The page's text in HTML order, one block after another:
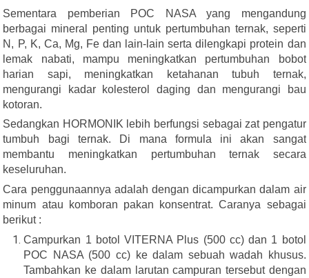
Sementara pemberian POC NASA yang mengandung
berbagai mineral penting untuk pertumbuhan ternak, seperti
N, P, K, Ca, Mg, Fe dan lain-lain serta dilengkapi protein dan
lemak nabati, mampu meningkatkan pertumbuhan bobot
harian sapi, meningkatkan ketahanan tubuh ternak,
mengurangi kadar kolesterol daging dan mengurangi bau
kotoran.
Sedangkan HORMONIK lebih berfungsi sebagai zat pengatur
tumbuh bagi ternak. Di mana formula ini akan sangat
membantu meningkatkan pertumbuhan ternak secara
keseluruhan.
Cara penggunaannya adalah dengan dicampurkan dalam air
minum atau komboran pakan konsentrat. Caranya sebagai
berikut :
Campurkan 1 botol VITERNA Plus (500 cc) dan 1 botol
POC NASA (500 cc) ke dalam sebuah wadah khusus.
Tambahkan ke dalam larutan campuran tersebut dengan